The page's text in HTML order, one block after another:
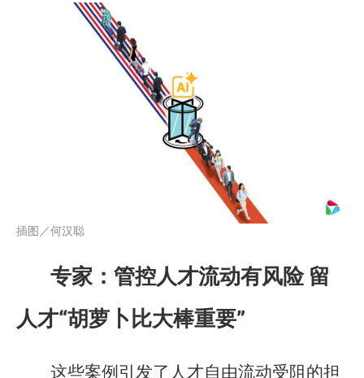
插图／何汉聪
专家：管控人才流动有风险 留
人才“胡萝卜比大棒重要”
这些案例引发了人才自由流动受阻的担